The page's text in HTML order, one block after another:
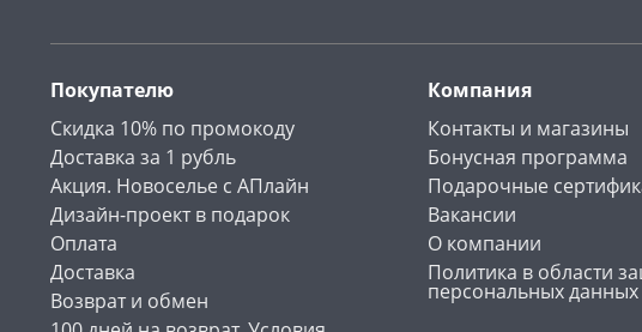
Покупателю
Скидка 10% по промокоду
Доставка за 1 рубль
Акция. Новоселье с АПлайн
Дизайн-проект в подарок
Оплата
Доставка
Возврат и обмен
Компания
Контакты и магазины
Бонусная программа
Подарочные
Вакансии
О компании
Политика в области
персональных данных